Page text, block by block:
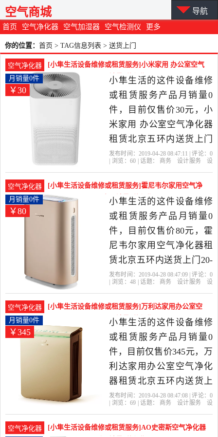
首页 空气净化器 空气加湿器 空气检测仪 更多
空气商城 导航
你的位置： 首页 > TAG信息列表 > 送货上门
空气净化器
[小隼生活设备维修或租赁服务]小米家用 办公室空气
净化器租赁北京五月销量0件仅售30元
￥30
月销量0件
小隼生活的这件设备维修
或租赁服务产品月销量0
件，目前仅售价30元，小
米家用 办公室空气净化器
租赁北京五环内送货上门
是2019年小隼生活精选商
高的设备维修或租赁服
务，由北京发货。
发布时间：2019-04-28 08:47:11 | 评论： 0
| 浏览：60 | 话题： 商务 设计服务
设
空气净化器
[小隼生活设备维修或租赁服务]霍尼韦尔家用空气净
化器租赁北京五环内月销量0件仅售80元
￥80
月销量0件
小隼生活的这件设备维修
或租赁服务产品月销量0
件，目前仅售价80元，霍
尼韦尔家用空气净化器租
赁北京五环内送货上门20-
40平米是2019年小隼生活
价比很高的设备维修或租
赁服务，由北京发货。
发布时间：2019-04-28 08:47:09 | 评论： 0
| 浏览：48 | 话题： 商务 设计服务
设
空气净化器
[小隼生活设备维修或租赁服务]万利达家用办公室空
气净化器租赁北京五月销量0件仅售345元
￥345
月销量0件
小隼生活的这件设备维修
或租赁服务产品月销量0
件，目前仅售价345元，万
利达家用办公室空气净化
器租赁北京五环内送货上
门115/月是2019年小隼生活
价比很高的设备维修或租
发布时间：2019-04-28 08:47:08 | 评论： 0
| 浏览：69 | 话题： 商务 设计服务
设
空气净化器
[小隼生活设备维修或租赁服务]AO史密斯空气净化器